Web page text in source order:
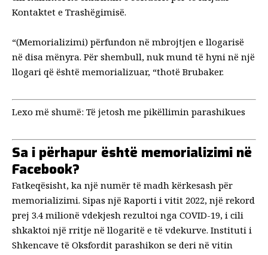
Kontaktet e Trashëgimisë.
“(Memorializimi) përfundon në mbrojtjen e llogarisë
në disa mënyra. Për shembull, nuk mund të hyni në një
llogari që është memorializuar, “thotë Brubaker.
Lexo më shumë: Të jetosh me pikëllimin parashikues
Sa i përhapur është memorializimi në
Facebook?
Fatkeqësisht, ka një numër të madh kërkesash për
memorializimi. Sipas një Raporti i vitit 2022, një rekord
prej 3.4 milionë vdekjesh rezultoi nga COVID-19, i cili
shkaktoi një rritje në llogaritë e të vdekurve. Instituti i
Shkencave të Oksfordit parashikon se deri në vitin